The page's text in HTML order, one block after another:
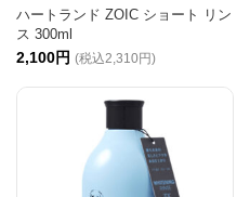
ハートランド ZOIC ショート リン
ス 300ml
2,100円 (税込2,310円)